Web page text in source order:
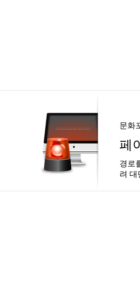
문화
페
경로
려 대